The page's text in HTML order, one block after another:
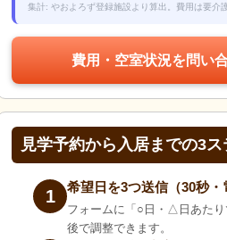
集計: やおよろず登録施設より算出。費用は要介
費用・空室状況を問い
見学予約から入居までの3ス
1 希望日を3つ送信（30秒・
フォームに「○日・△日あた
後で調整できます。